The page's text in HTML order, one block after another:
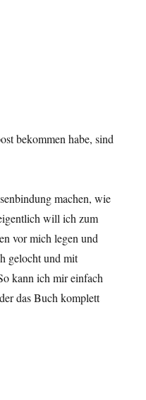
bekommen habe, sind
machen, wie
will ich zum
vor mich legen und
gelocht und mit
kann ich mir einfach
das Buch komplett